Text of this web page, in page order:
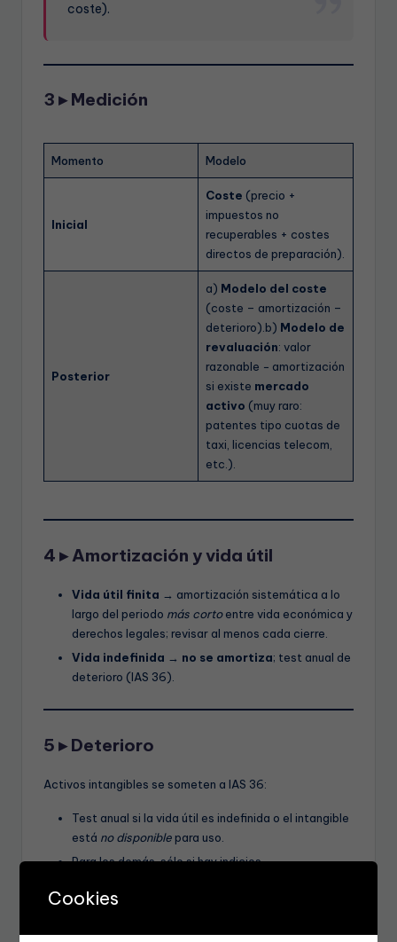
coste).
3 ▸ Medición
Momento Modelo
Inicial
Coste (precio +
impuestos no
recuperables + costes
directos de preparación).
Posterior
a) Modelo del coste
(coste – amortización –
deterioro).b) Modelo de
revaluación: valor
razonable − amortización
si existe mercado
activo (muy raro:
patentes tipo cuotas de
taxi, licencias telecom,
etc.).
4 ▸ Amortización y vida útil
Vida útil finita → amortización sistemática a lo
largo del periodo más cortoentre vida económica y
derechos legales; revisar al menos cada cierre.
Vida indefinida → no se amortiza; test anual de
deterioro (IAS 36).
5 ▸ Deterioro
Activos intangibles se someten a IAS 36:
Test anual si la vida útil es indefinida o el intangible
está no disponible para uso.
Para los demás, sólo si hay indicios.
6 ▸ Costes posteriores
Cookies